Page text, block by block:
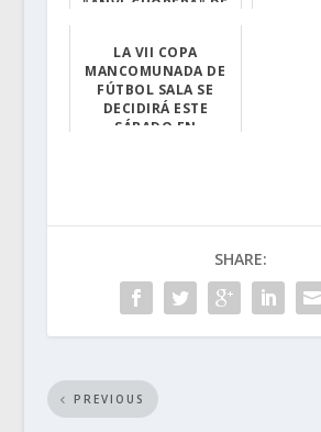
"ANVÍ-CHOPERA" DE
Estructuras Gog...
LA VII COPA
MANCOMUNADA DE
FÚTBOL SALA SE
DECIDIRÁ ESTE
SÁBADO EN
SHARE:
PREVIOUS